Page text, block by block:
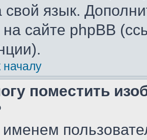
свой язык.
на сайте phpBB
началу
поместить